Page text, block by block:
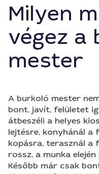
Milyen
végez a
mester
A burkoló mester
bont, javít, felületet
átbeszéli a helyes
lejtésre, konyhánál a
kopásra, terasznál a
rossz, a munka
Később már csak